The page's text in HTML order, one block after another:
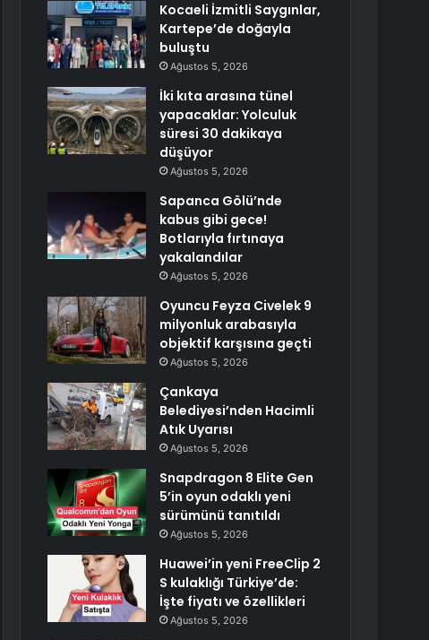
Kocaeli İzmitli Saygınlar,
Kartepe’de doğayla
buluştu
Ağustos 5, 2026
İki kıta arasına tünel
yapacaklar: Yolculuk
süresi 30 dakikaya
düşüyor
Ağustos 5, 2026
Sapanca Gölü’nde
kabus gibi gece!
Botlarıyla fırtınaya
yakalandılar
Ağustos 5, 2026
Oyuncu Feyza Civelek 9
milyonluk arabasıyla
objektif karşısına geçti
Ağustos 5, 2026
Çankaya
Belediyesi’nden Hacimli
Atık Uyarısı
Ağustos 5, 2026
Snapdragon 8 Elite Gen
5’in oyun odaklı yeni
sürümünü tanıtıldı
Ağustos 5, 2026
Huawei’in yeni FreeClip 2
S kulaklığı Türkiye’de:
İşte fiyatı ve özellikleri
Ağustos 5, 2026